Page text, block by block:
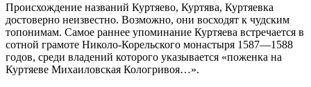
Происхождение названий Куртяево, Куртява, Куртяевка
достоверно неизвестно. Возможно, они восходят к чудским
топонимам. Самое раннее упоминание Куртяева встречается в
сотной грамоте Николо-Корельского монастыря 1587—1588
годов, среди владений которого указывается «поженка на
Куртяеве Михаиловская Кологривоя…».